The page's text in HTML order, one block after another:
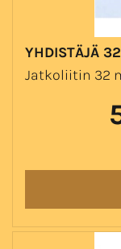
YHDISTÄJÄ
Jatkoliitin 32